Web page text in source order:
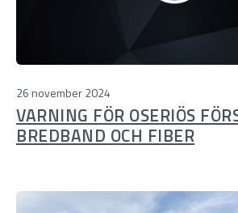
26 november 2024
VARNING FÖR OSERIÖS
BREDBAND OCH FIBER